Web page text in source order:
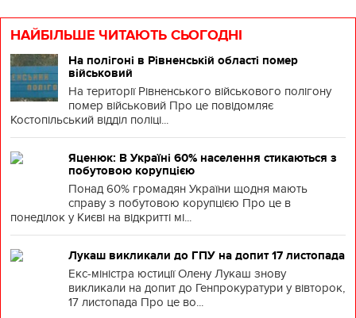
НАЙБІЛЬШЕ ЧИТАЮТЬ СЬОГОДНІ
На полігоні в Рівненській області помер
військовий
На території Рівненського військового полігону
помер військовий Про це повідомляє
Костопільський відділ поліці...
Яценюк: В Україні 60% населення стикаються з
побутовою корупцією
Понад 60% громадян України щодня мають
справу з побутовою корупцією Про це в
понеділок у Києві на відкритті мі...
Лукаш викликали до ГПУ на допит 17 листопада
Екс-міністра юстиції Олену Лукаш знову
викликали на допит до Генпрокуратури у вівторок,
17 листопада Про це во...